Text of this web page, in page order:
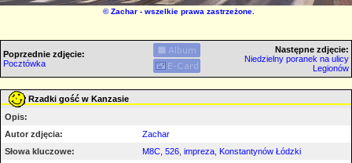
©Zachar- wszelkie prawa zastrzeżone.
Poprzednie zdjęcie:
Pocztówka
Następne zdjęcie:
Niedzielny poranek na ulicy
Legionów
Rzadki gość w Kanzasie
Opis:
Autor zdjęcia:
Zachar
Słowa kluczowe:
M8C 526 impreza
Konstantynów Łódzki